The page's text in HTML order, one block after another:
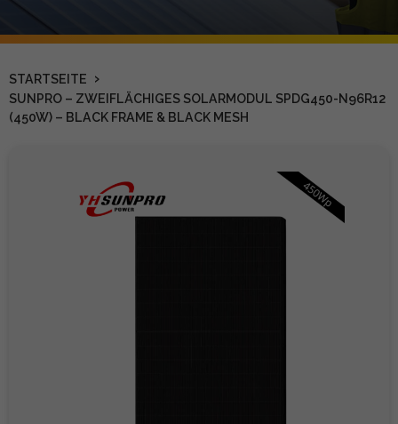
STARTSEITE ›
SUNPRO – ZWEIFLÄCHIGES SOLARMODUL SPDG450-N96R12
(450W) – BLACK FRAME & BLACK MESH